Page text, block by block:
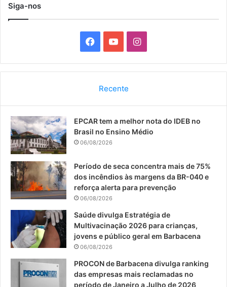
Siga-nos
a
b
o
o
k
o
u
e
I
n
a
r
a
Recente
EPCAR tem a melhor nota do IDEB no
Brasil no Ensino Médio
06/08/2026
Período de seca concentra mais de 75%
dos incêndios às margens da BR-040 e
reforça alerta para prevenção
06/08/2026
Saúde divulga Estratégia de
Multivacinação 2026 para crianças,
jovens e público geral em Barbacena
06/08/2026
PROCON de Barbacena divulga ranking
das empresas mais reclamadas no
período de Janeiro a Julho de 2026